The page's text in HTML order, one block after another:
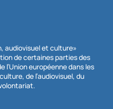
audiovisuel et culture»
de certaines parties des
l’Union européenne dans les
de l’audiovisuel, du